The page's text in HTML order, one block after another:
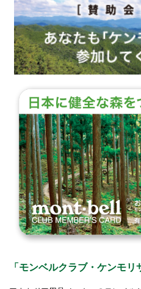
「モンベルクラブ・ケンモ